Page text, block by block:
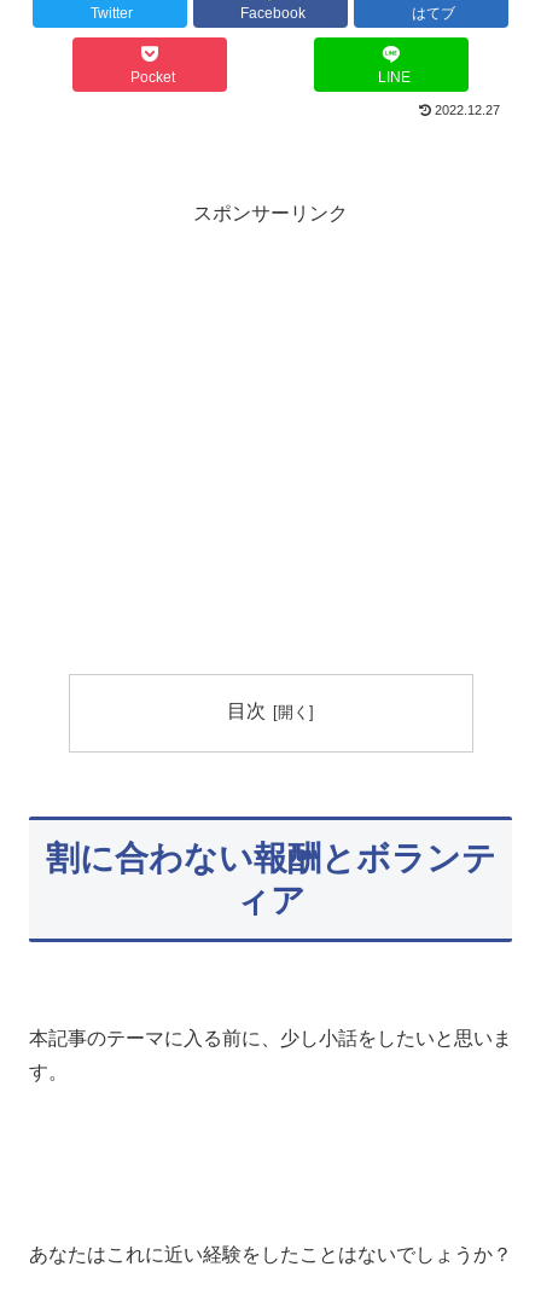
Twitter Facebook はてブ
Pocket LINE
2022.12.27
スポンサーリンク
目次
割に合わない報酬とボランテ
ィア
本記事のテーマに入る前に、少し小話をしたいと思いま
す。
あなたはこれに近い経験をしたことはないでしょうか？